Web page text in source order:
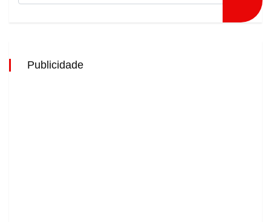
Publicidade